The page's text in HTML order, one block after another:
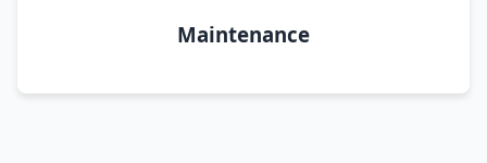
Maintenance